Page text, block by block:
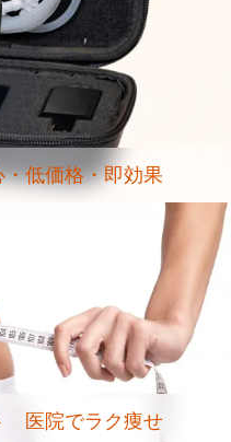
低価格・即効果
医院でラク痩せ